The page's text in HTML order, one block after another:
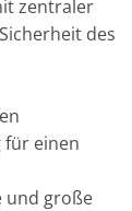
zentraler
des
für einen
und große